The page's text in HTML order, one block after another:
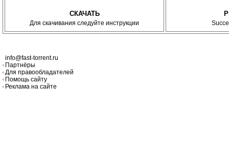
СКАЧАТЬ
Для скачивания следуйте инструкции
info@fast-torrent.ru
Партнёры
Для правообладателей
Помощь сайту
Реклама на сайте